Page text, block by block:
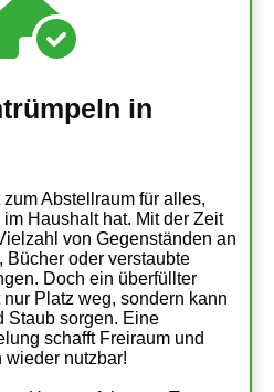
in
Abstellraum für alles,
Haushalt hat. Mit der Zeit
von Gegenständen an
oder verstaubte
Doch ein überfüllter
Platz weg, sondern kann
Staub sorgen. Eine
schafft Freiraum und
wieder nutzbar!